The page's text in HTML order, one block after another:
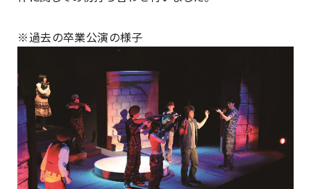
※過去の卒業公演の様子